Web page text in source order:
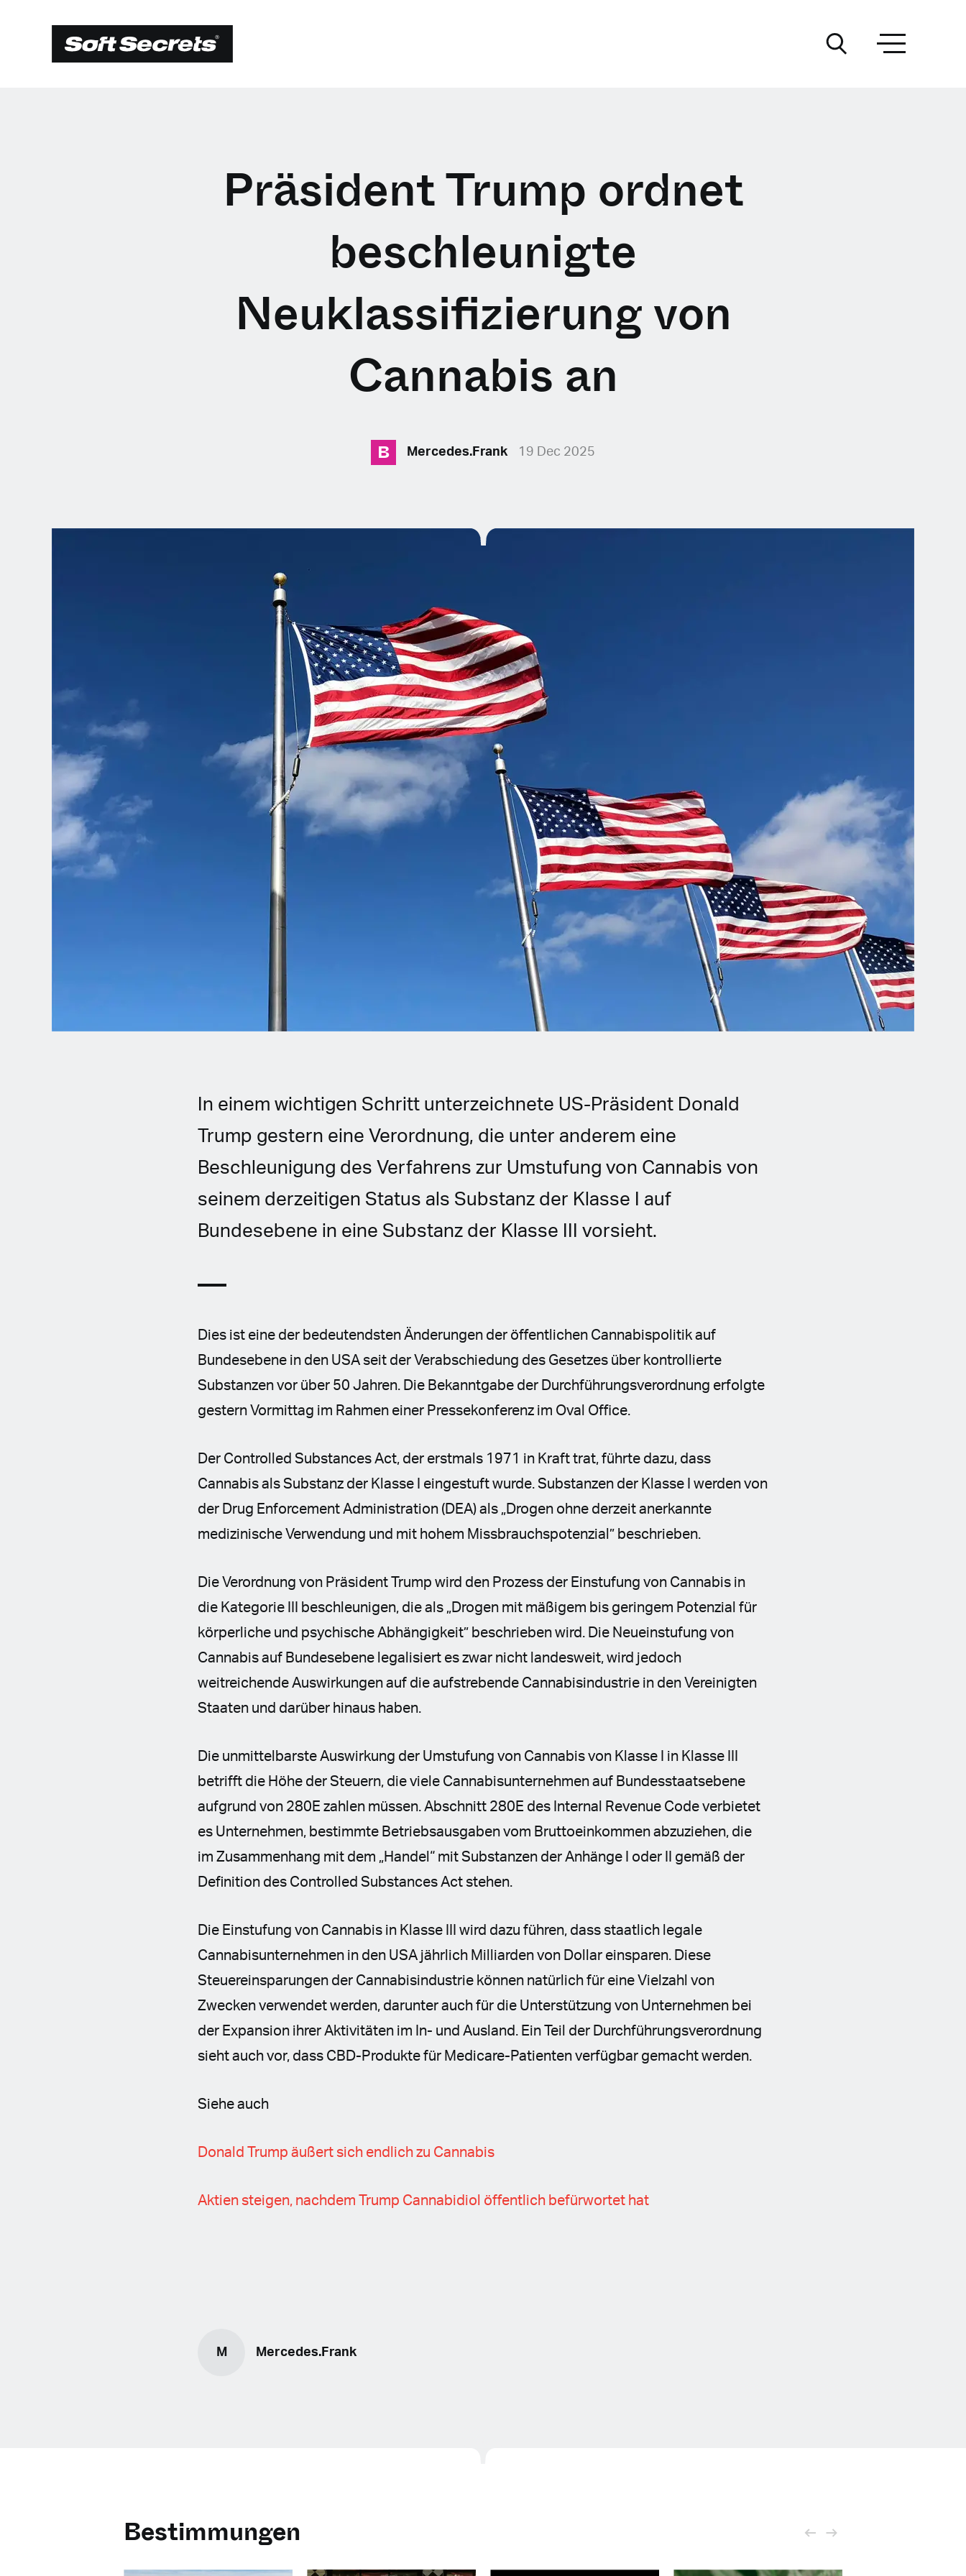
German
French
Italian
Czech
Polish
Präsident Trump ordnet
beschleunigte
Neuklassifizierung von
Cannabis an
B Mercedes.Frank 19 Dec 2025
In einem wichtigen Schritt unterzeichnete US-Präsident Donald
Trump gestern eine Verordnung, die unter anderem eine
Beschleunigung des Verfahrens zur Umstufung von Cannabis von
seinem derzeitigen Status als Substanz der Klasse I auf
Bundesebene in eine Substanz der Klasse III vorsieht.
Dies ist eine der bedeutendsten Änderungen der öffentlichen Cannabispolitik auf
Bundesebene in den USA seit der Verabschiedung des Gesetzes über kontrollierte
Substanzen vor über 50 Jahren. Die Bekanntgabe der Durchführungsverordnung erfolgte
gestern Vormittag im Rahmen einer Pressekonferenz im Oval Office.
Der Controlled Substances Act, der erstmals 1971 in Kraft trat, führte dazu, dass
Cannabis als Substanz der Klasse I eingestuft wurde. Substanzen der Klasse I werden von
der Drug Enforcement Administration (DEA) als „Drogen ohne derzeit anerkannte
medizinische Verwendung und mit hohem Missbrauchspotenzial” beschrieben.
Die Verordnung von Präsident Trump wird den Prozess der Einstufung von Cannabis in
die Kategorie III beschleunigen, die als „Drogen mit mäßigem bis geringem Potenzial für
körperliche und psychische Abhängigkeit” beschrieben wird. Die Neueinstufung von
Cannabis auf Bundesebene legalisiert es zwar nicht landesweit, wird jedoch
weitreichende Auswirkungen auf die aufstrebende Cannabisindustrie in den Vereinigten
Staaten und darüber hinaus haben.
Die unmittelbarste Auswirkung der Umstufung von Cannabis von Klasse I in Klasse III
betrifft die Höhe der Steuern, die viele Cannabisunternehmen auf Bundesstaatsebene
aufgrund von 280E zahlen müssen. Abschnitt 280E des Internal Revenue Code verbietet
es Unternehmen, bestimmte Betriebsausgaben vom Bruttoeinkommen abzuziehen, die
im Zusammenhang mit dem „Handel“ mit Substanzen der Anhänge I oder II gemäß der
Definition des Controlled Substances Act stehen.
Die Einstufung von Cannabis in Klasse III wird dazu führen, dass staatlich legale
Cannabisunternehmen in den USA jährlich Milliarden von Dollar einsparen. Diese
Steuereinsparungen der Cannabisindustrie können natürlich für eine Vielzahl von
Zwecken verwendet werden, darunter auch für die Unterstützung von Unternehmen bei
der Expansion ihrer Aktivitäten im In- und Ausland. Ein Teil der Durchführungsverordnung
sieht auch vor, dass CBD-Produkte für Medicare-Patienten verfügbar gemacht werden.
Siehe auch
Donald Trump äußert sich endlich zu Cannabis
Aktien steigen, nachdem Trump Cannabidiol öffentlich befürwortet hat
M Mercedes.Frank
Bestimmungen